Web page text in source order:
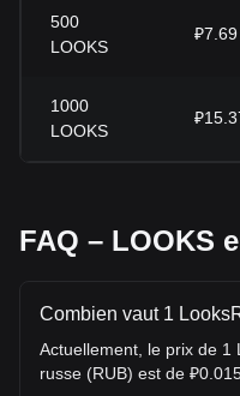
500
LOOKS
₽7.69
1000
LOOKS
FAQ – LOOKS
Combien vaut 1
Actuellement, le prix de 1
russe (RUB) est de